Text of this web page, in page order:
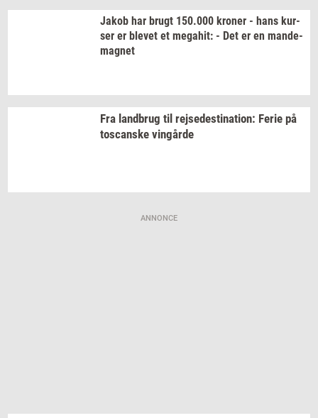
Jakob har brugt 150.000 kro­ner - hans kur­
ser er ble­vet et me­ga­hit: - Det er en mande-​
magnet
Fra land­brug til rej­se­desti­na­tion: Ferie på
toscan­ske vin­går­de
ANNONCE